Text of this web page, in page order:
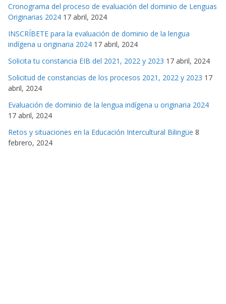
Cronograma del proceso de evaluación del dominio de Lenguas
Originarias 2024 17 abril, 2024
INSCRÍBETE para la evaluación de dominio de la lengua
indígena u originaria 2024 17 abril, 2024
Solicita tu constancia EIB del 2021, 2022 y 2023 17 abril, 2024
Solicitud de constancias de los procesos 2021, 2022 y 2023 17
abril, 2024
Evaluación de dominio de la lengua indígena u originaria 2024
17 abril, 2024
Retos y situaciones en la Educación Intercultural Bilingüe 8
febrero, 2024